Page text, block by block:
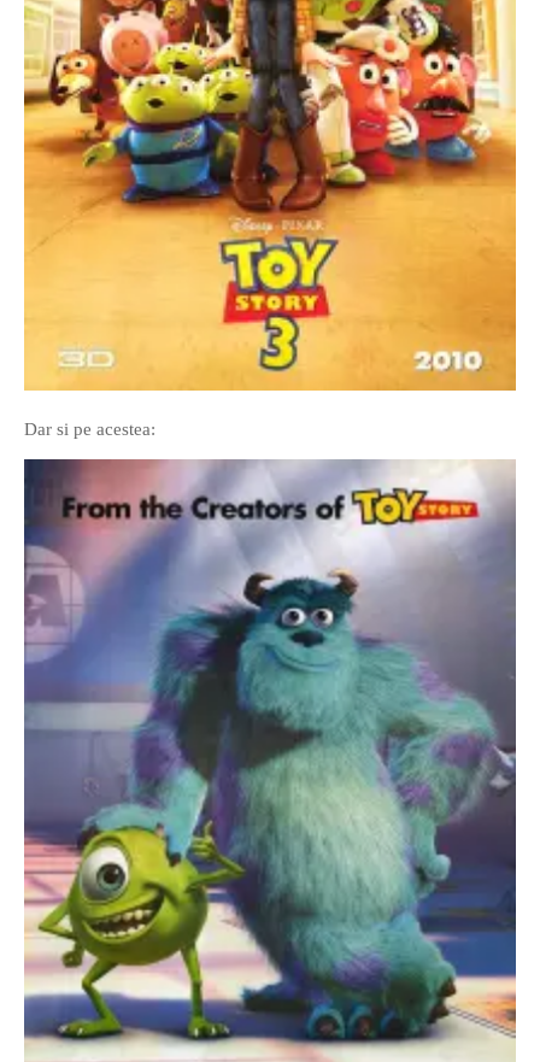
Dar si pe acestea: